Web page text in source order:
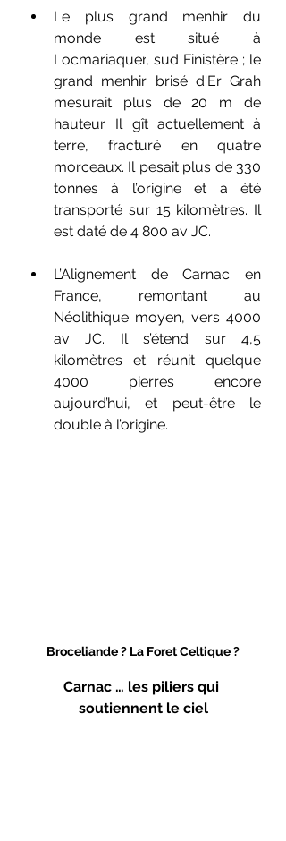
Le plus grand menhir du
monde est situé
Locmariaquer
grand menhir brisé d'Er Grah
mesurait plus de 20 m de
hauteur. Il gît actuellement à
terre, fracturé en quatre
morceaux. Il pesait plus de 330
tonnes à l’origine et a été
transporté sur 15 kilomètres. Il
est daté de 4 800 av JC.
L’Alignement de Carnac en
France, remontant au
Néolithique moyen, vers 4000
av JC. Il s’étend sur 4,5
kilomètres et réunit quelque
4000 pierres encore
aujourd’hui, et peut-être le
double à l’origine.
Broceliande ? La Foret Celtique ?
Carnac … les piliers qui
soutiennent le ciel